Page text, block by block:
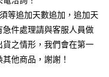
商業銀行
信託商業銀行
業銀行
國際商業銀行
商業銀行
（台灣）商業銀行
商業銀行
商業銀行
國際商業銀行
商業銀行
（台灣）商業銀行
等追加天數追加，追加天
件處理請與客服人員做
之情形，我們會在第一
他商品，謝謝！